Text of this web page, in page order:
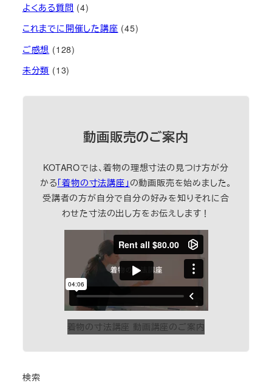
よくある質問 (4)
これまでに開催した講座 (45)
ご感想 (128)
未分類 (13)
動画販売のご案内
KOTAROでは、着物の理想寸法の見つけ方が分
かる「着物の寸法講座」 の動画販売を始めました。
受講者の方が自分で自分の好みを知りそれに合
わせた寸法の出し方をお伝えします！
着物の寸法講座 動画講座のご案内
検索